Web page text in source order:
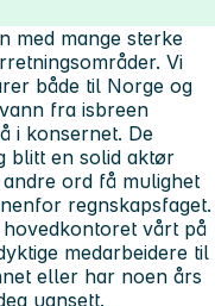
med mange sterke
Vi
både til Norge og
fra isbreen
i konsernet. De
blitt en solid aktør
ord få mulighet
regnskapsfaget.
vårt på
medarbeidere til
eller har noen års
uansett.